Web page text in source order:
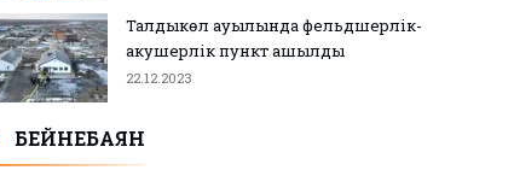
Талдыкөл ауылында фельдшерлік-
акушерлік пункт ашылды
22.12.2023
БЕЙНЕБАЯН